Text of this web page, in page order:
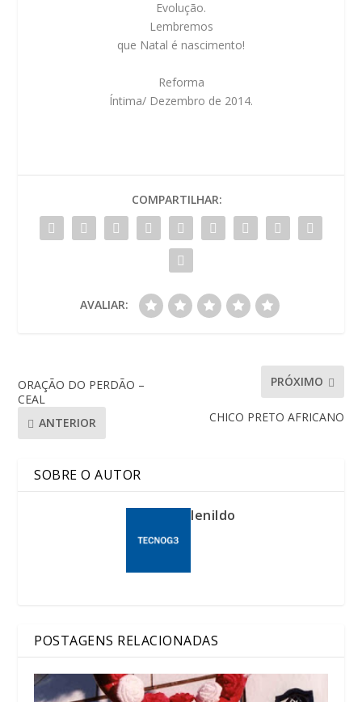
Evolução.
Lembremos
que Natal é nascimento!
Reforma
Íntima/ Dezembro de 2014.
COMPARTILHAR:
AVALIAR:
ORAÇÃO DO PERDÃO –
CEAL
ANTERIOR
PRÓXIMO
CHICO PRETO AFRICANO
SOBRE O AUTOR
lenildo
POSTAGENS RELACIONADAS